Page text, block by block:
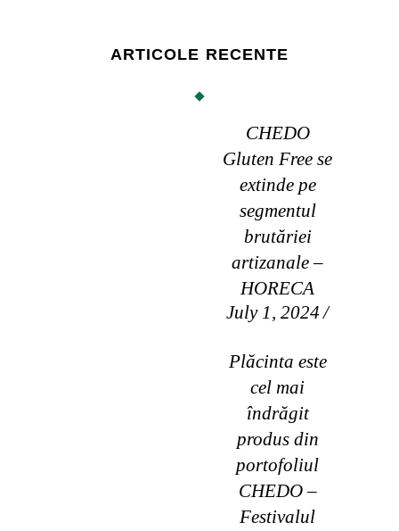
ARTICOLE RECENTE
CHEDO
Gluten Free se
extinde pe
segmentul
brutăriei
artizanale –
HORECA
July 1, 2024
Plăcinta este
cel mai
îndrăgit
produs din
portofoliul
CHEDO –
Festivalul